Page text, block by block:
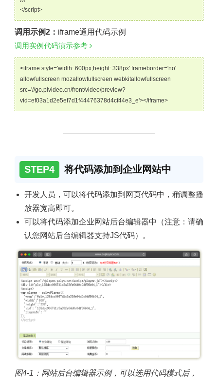
</script>
调用示例2： iframe通用代码示例
调用实例代码演示参考
<iframe style='width: 600px;height: 338px' frameborder='no'
allowfullscreen mozallowfullscreen webkitallowfullscreen
src='//go.plvideo.cn/front/video/preview?
vid=ef03a1d2e5ef7d1f44476378d4cf44e3_e'></iframe>
STEP4 将代码添加到企业网站中
开发人员，可以将代码添加到网页代码中，稍调整播
放器宽高即可。
可以将代码添加企业网站后台编辑器中（注意：请确
认您网站后台编辑器支持JS代码）。
图4-1：网站后台编辑器示例，可以选用代码模式后，